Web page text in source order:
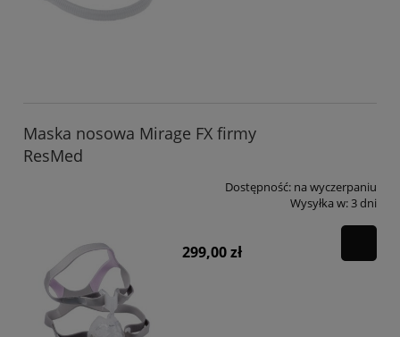
Maska nosowa Mirage FX firmy
ResMed
Dostępność: na wyczerpaniu
Wysyłka w:3 dni
299,00 zł